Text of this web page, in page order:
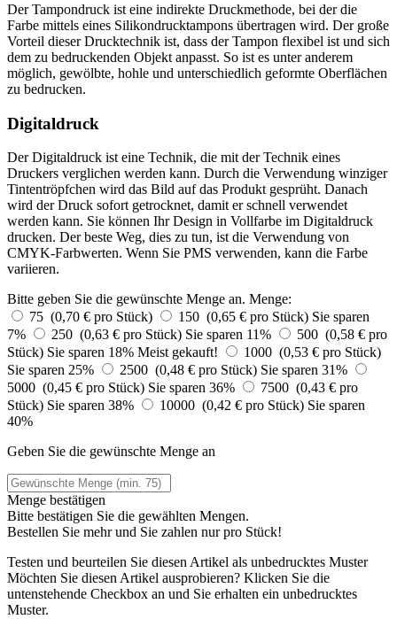
Der Tampondruck ist eine indirekte Druckmethode, bei der die
Farbe mittels eines Silikondrucktampons übertragen wird. Der große
Vorteil dieser Drucktechnik ist, dass der Tampon flexibel ist und sich
dem zu bedruckenden Objekt anpasst. So ist es unter anderem
möglich, gewölbte, hohle und unterschiedlich geformte Oberflächen
zu bedrucken.
Digitaldruck
Der Digitaldruck ist eine Technik, die mit der Technik eines
Druckers verglichen werden kann. Durch die Verwendung winziger
Tintentröpfchen wird das Bild auf das Produkt gesprüht. Danach
wird der Druck sofort getrocknet, damit er schnell verwendet
werden kann. Sie können Ihr Design in Vollfarbe im Digitaldruck
drucken. Der beste Weg, dies zu tun, ist die Verwendung von
CMYK-Farbwerten. Wenn Sie PMS verwenden, kann die Farbe
variieren.
Bitte geben Sie die gewünschte Menge an. Menge:
75 (0,70 € pro Stück)
150 (0,65 € pro Stück) Sie sparen
7%
250 (0,63 € pro Stück) Sie sparen 11%
500 (0,58 € pro
Stück) Sie sparen 18% Meist gekauft!
1000 (0,53 € pro Stück)
Sie sparen 25%
2500 (0,48 € pro Stück) Sie sparen 31%
5000 (0,45 € pro Stück) Sie sparen 36%
7500 (0,43 € pro
Stück) Sie sparen 38% 10000 (0,42 € pro Stück) Sie sparen
40%
Geben Sie die gewünschte Menge an
Menge bestätigen
Bitte bestätigen Sie die gewählten Mengen.
Bestellen Sie mehr und Sie zahlen nurpro Stück!
Testen und beurteilen Sie diesen Artikel als unbedrucktes Muster
Möchten Sie diesen Artikel ausprobieren? Klicken Sie die
untenstehende Checkbox an und Sie erhalten ein unbedrucktes
Muster.